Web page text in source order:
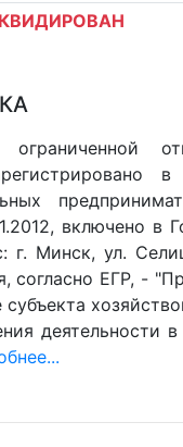
в
включено в
Минск, ул.
согласно ЕГР, -
деятельности